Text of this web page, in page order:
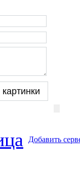
Добавить